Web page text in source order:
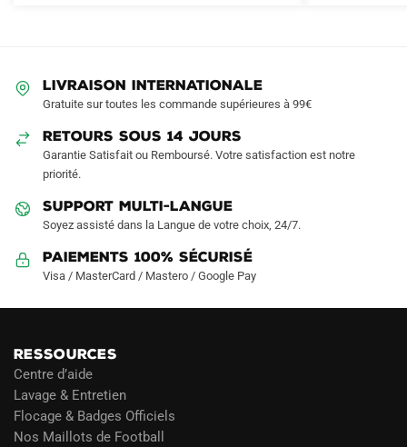
choisies
la
page
produit
page
LIVRAISON INTERNATIONALE
Gratuite sur toutes les commande supérieures à 99€
RETOURS SOUS 14 JOURS
Garantie Satisfait ou Remboursé. Votre satisfaction est notre
priorité.
SUPPORT MULTI-LANGUE
Soyez assisté dans la Langue de votre choix, 24/7.
Paiements 100% Sécurisé
Visa / MasterCard / Mastero / Google Pay
RESSOURCES
Centre d’aide
Lavage & Entretien
Flocage & Badges Officiels
Nos Maillots de Football